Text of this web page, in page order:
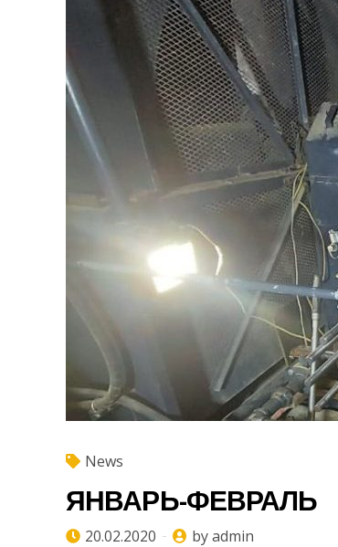
News
ЯНВАРЬ-ФЕВРАЛЬ
20.02.2020
by admin